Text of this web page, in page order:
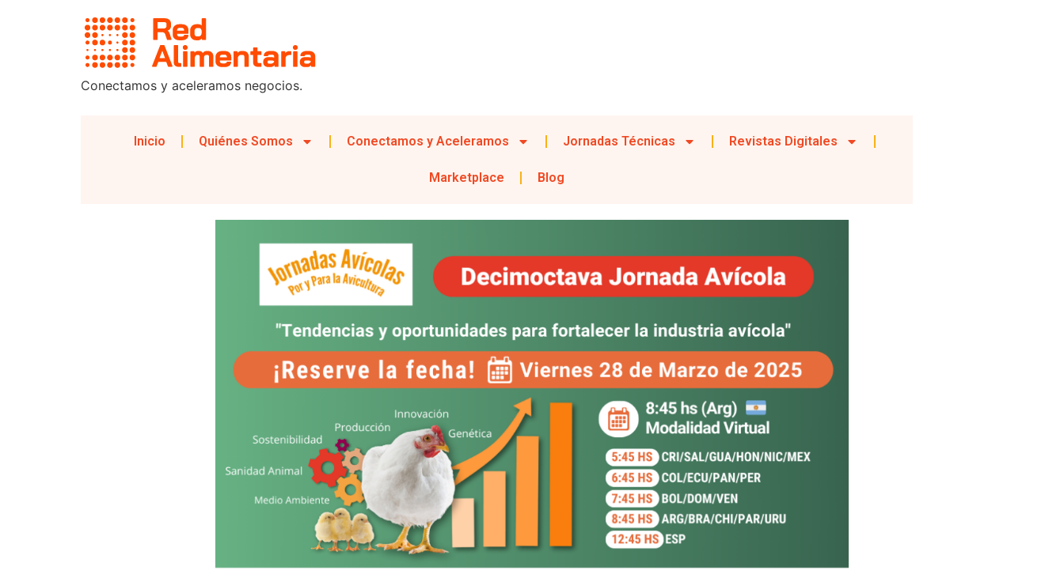
Conectamos y aceleramos negocios.
Inicio Quiénes Somos Conectamos y Aceleramos Jornadas Técnicas Revistas Digitales
Marketplace Blog